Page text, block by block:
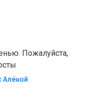
Пожалуйста,
Алëной